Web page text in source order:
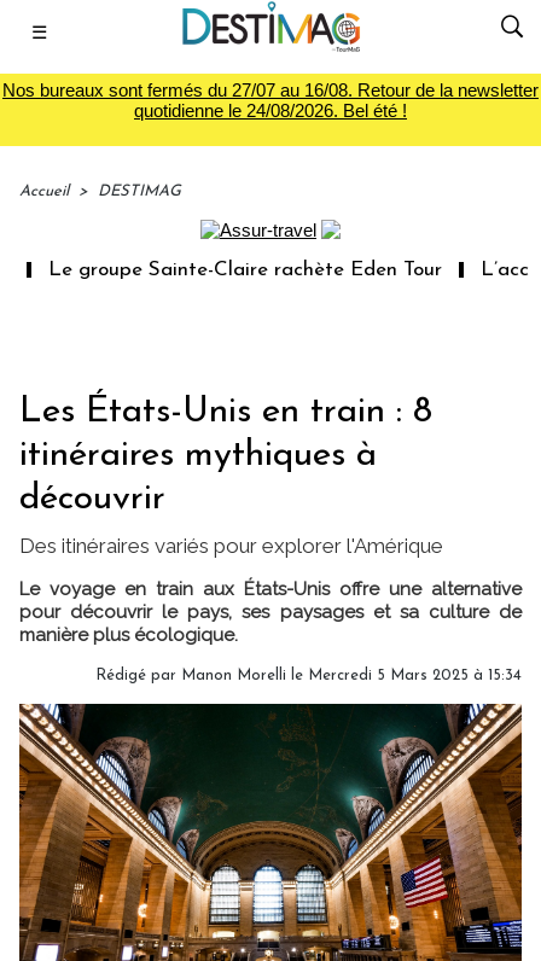
☰
Nos bureaux sont fermés du 27/07 au 16/08. Retour de la newsletter
quotidienne le 24/08/2026. Bel été !
Accueil > DESTIMAG
Le groupe Sainte-Claire rachète Eden Tour
Les États-Unis en train : 8
itinéraires mythiques à
découvrir
Des itinéraires variés pour explorer l'Amérique
Le voyage en train aux États-Unis offre une alternative
pour découvrir le pays, ses paysages et sa culture de
manière plus écologique.
Rédigé par Manon Morelli le Mercredi 5 Mars 2025 à 15:34